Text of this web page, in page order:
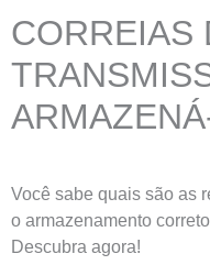
CORREIAS
Você sabe quais são as
o armazenamento
Descubra agora!